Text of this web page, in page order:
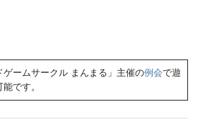
ゲームサークル まんまる」主催の例会で遊
です。